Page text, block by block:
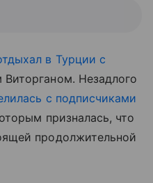
в Турции с
Незадлого
с подписчиками
призналась, что
продолжительной